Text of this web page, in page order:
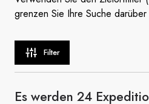
grenzen Sie Ihre Suche darüber
Filter
Es werden 24